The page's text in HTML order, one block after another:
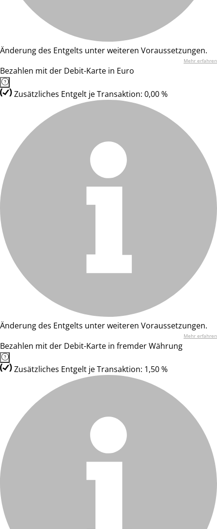
Änderung des Entgelts unter weiteren Voraussetzungen.
Mehr erfahren
Bezahlen mit der Debit-Karte in Euro
Zusätzliches Entgelt je Transaktion: 0,00 %
Änderung des Entgelts unter weiteren Voraussetzungen.
Mehr erfahren
Bezahlen mit der Debit-Karte in fremder Währung
Zusätzliches Entgelt je Transaktion: 1,50 %